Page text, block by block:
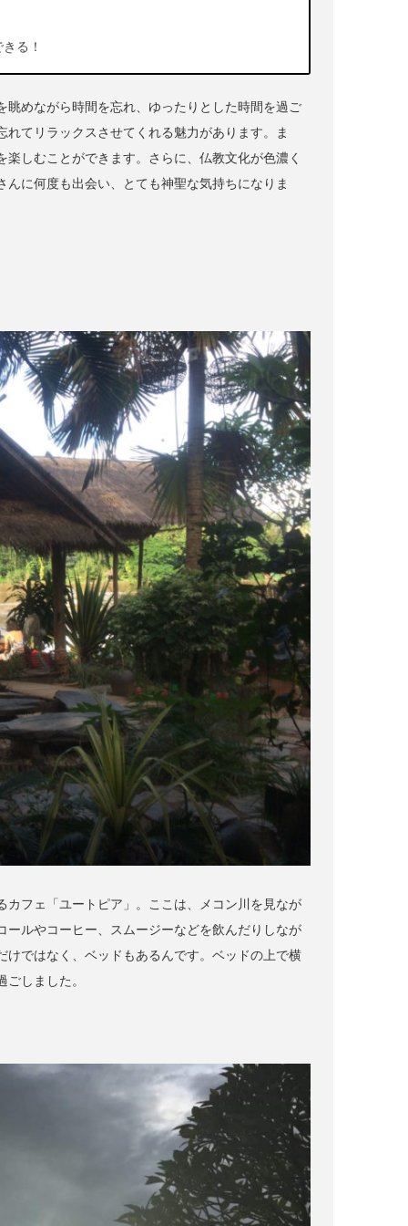
る！
めながら時間を忘れ、ゆったりとした時間を過ご
てリラックスさせてくれる魅力があります。ま
しむことができます。さらに、仏教文化が色濃く
に何度も出会い、とても神聖な気持ちになりま
フェ「ユートピア」。ここは、メコン川を見なが
ルやコーヒー、スムージーなどを飲んだりしなが
ではなく、ベッドもあるんです。ベッドの上で横
しました。